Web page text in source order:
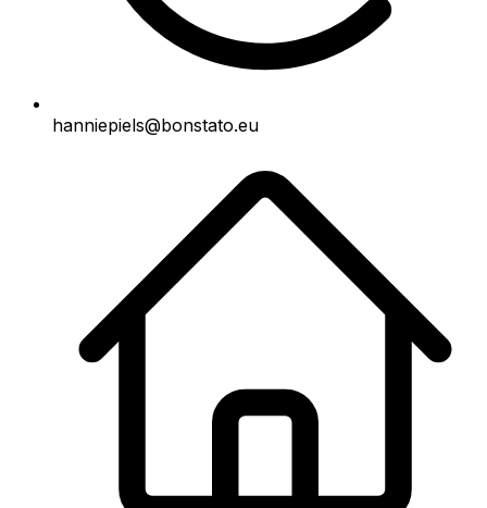
hanniepiels@bonstato.eu